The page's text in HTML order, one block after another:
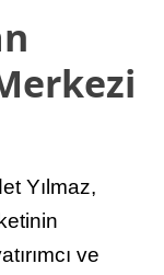
Yılmaz,
ve